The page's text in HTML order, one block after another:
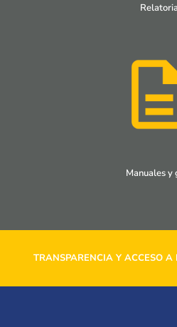
Relatoria
Manuales y
TRANSPARENCIA Y ACCESO